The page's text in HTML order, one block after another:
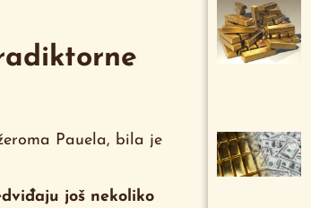
Pauela, bila je
još nekoliko